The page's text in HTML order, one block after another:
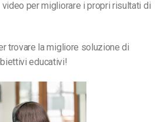
per migliorare i propri risultati di
trovare la migliore soluzione di
educativi!